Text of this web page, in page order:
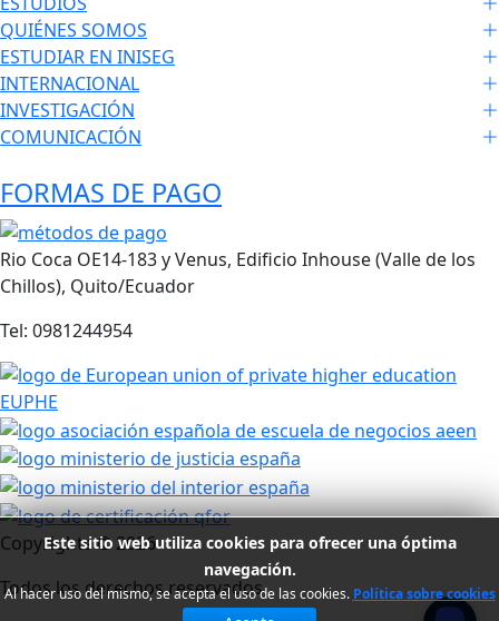
QUIÉNES SOMOS
ESTUDIAR EN INISEG
INTERNACIONAL
INVESTIGACIÓN
COMUNICACIÓN
FORMAS DE PAGO
Rio Coca OE14-183 y Venus, Edificio Inhouse (Valle de los
Chillos), Quito/Ecuador
Tel: 0981244954
Copyrights ©2026
Todos los derechos reservados
Este sitio web utiliza cookies para ofrecer una óptima
navegación.
Al hacer uso del mismo, se acepta el uso de las cookies. Política sobre cookies